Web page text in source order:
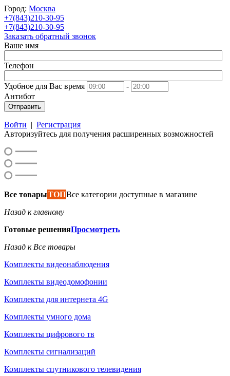
Город: Москва
+7(843)210-30-95
+7(843)210-30-95
Заказать обратный звонок
Ваше имя
Телефон
Удобное для Вас время
-
Антибот
Отправить
Войти | Регистрация
Авторизуйтесь для получения расширенных возможностей
Все товарыТОПВсе категории доступные в магазине
Назад к главному
Готовые решенияПросмотреть
Назад к Все товары
Комплекты видеонаблюдения
Комплекты видеодомофонии
Комплекты для интернета 4G
Комплекты умного дома
Комплекты цифрового тв
Комплекты сигнализаций
Комплекты спутникового телевидения